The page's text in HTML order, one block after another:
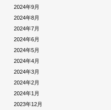
2024年9月
2024年8月
2024年7月
2024年6月
2024年5月
2024年4月
2024年3月
2024年2月
2024年1月
2023年12月